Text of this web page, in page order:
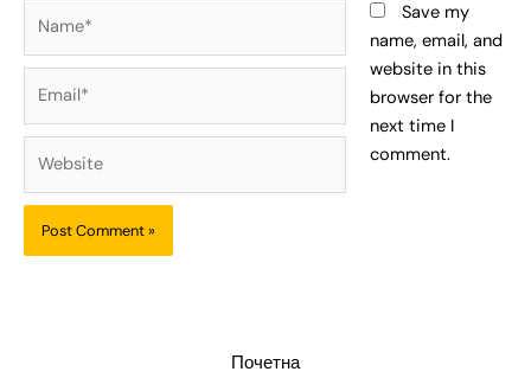
Save my
name, email, and
website in this
browser for the
next time I
comment.
Почетна